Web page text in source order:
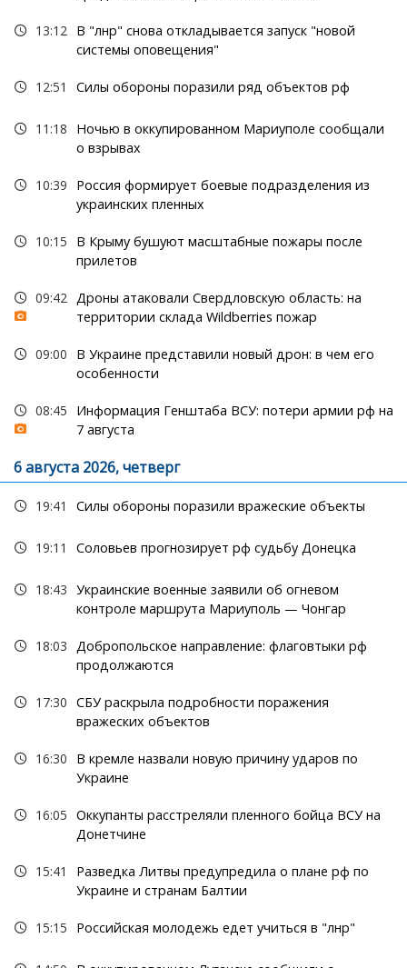
13:12 В "лнр" снова откладывается запуск "новой
системы оповещения"
12:51 Силы обороны поразили ряд объектов рф
11:18
Ночью в оккупированном Мариуполе сообщали
о взрывах
10:39
Россия формирует боевые подразделения из
украинских пленных
10:15
В Крыму бушуют масштабные пожары после
прилетов
09:42 Дроны атаковали Свердловскую область: на
территории склада Wildberries пожар
09:00
В Украине представили новый дрон: в чем его
особенности
08:45
Информация Генштаба ВСУ: потери армии рф на
7 августа
6 августа 2026, четверг
19:41 Силы обороны поразили вражеские объекты
19:11 Соловьев прогнозирует рф судьбу Донецка
18:43 Украинские военные заявили об огневом
контроле маршрута Мариуполь — Чонгар
18:03 Добропольское направление: флаговтыки рф
продолжаются
17:30 СБУ раскрыла подробности поражения
вражеских объектов
16:30
В кремле назвали новую причину ударов по
Украине
16:05 Оккупанты расстреляли пленного бойца ВСУ на
Донетчине
15:41
Разведка Литвы предупредила о плане рф по
Украине и странам Балтии
15:15 Российская молодежь едет учиться в "лнр"